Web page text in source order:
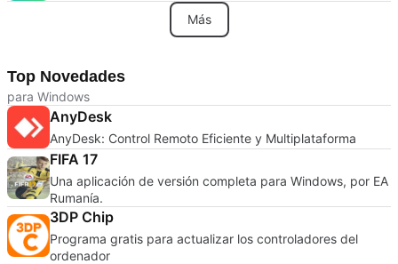
Más
Top Novedades
para Windows
AnyDesk
AnyDesk: Control Remoto Eficiente y Multiplataforma
FIFA 17
Una aplicación de versión completa para Windows, por EA
Rumanía.
3DP Chip
Programa gratis para actualizar los controladores del
ordenador